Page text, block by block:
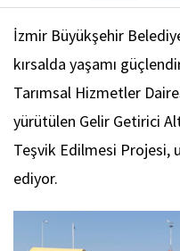
İzmir Büyükşehir
kırsalda yaşamı
Tarımsal Hizmetler
yürütülen Gelir Getirici
Teşvik Edilmesi Projesi,
ediyor.